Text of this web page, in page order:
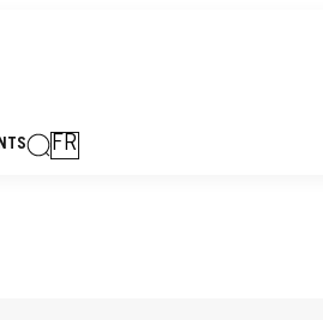
FR